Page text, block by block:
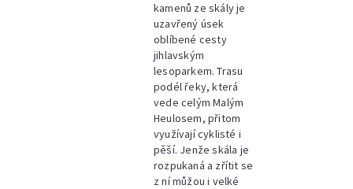
kamenů ze skály je
uzavřený úsek
oblíbené cesty
jihlavským
lesoparkem. Trasu
podél řeky, která
vede celým Malým
Heulosem, přitom
využívají cyklisté i
pěší. Jenže skála je
rozpukaná a zřítit se
z ní můžou i velké